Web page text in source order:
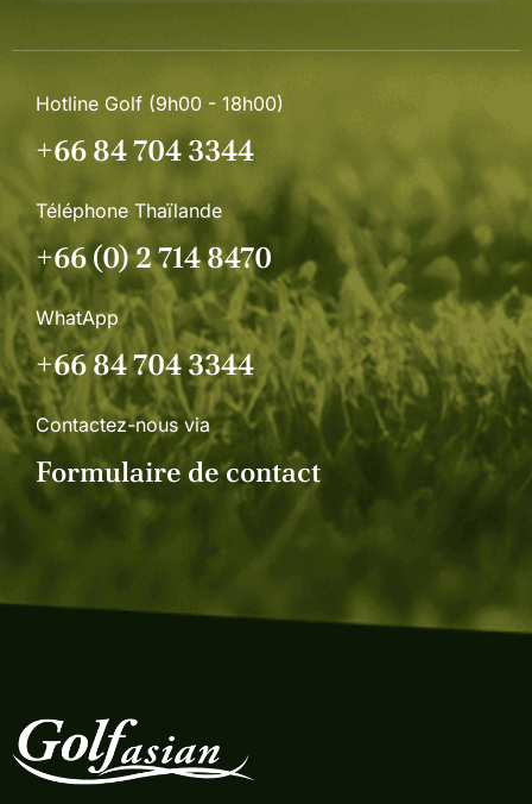
Hotline Golf (9h00 - 18h00)
+66 84 704 3344
Téléphone Thaïlande
+66 (0) 2 714 8470
WhatApp
+66 84 704 3344
Contactez-nous via
Formulaire de contact